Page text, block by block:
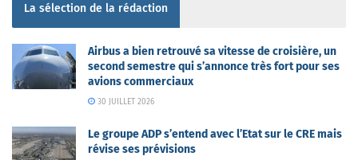
La sélection de la rédaction
Airbus a bien retrouvé sa vitesse de croisière, un
second semestre qui s’annonce très fort pour ses
avions commerciaux
30 JUILLET 2026
Le groupe ADP s’entend avec l’Etat sur le CRE mais
révise ses prévisions